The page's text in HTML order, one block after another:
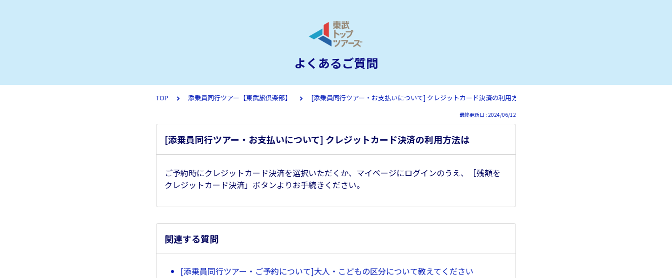
よくあるご質問
TOP 添乗員同行ツアー【東武旅倶楽部】 [添乗員同行ツアー・お支払いについて] クレジットカード決済の利用方法は
最終更新日 : 2024/06/12
[添乗員同行ツアー・お支払いについて] クレジットカード決済の利用方法は
ご予約時にクレジットカード決済を選択いただくか、マイページにログインのうえ、［残額を
クレジットカード決済」ボタンよりお手続きください。
関連する質問
[添乗員同行ツアー・ご予約について]大人・こどもの区分について教えてください